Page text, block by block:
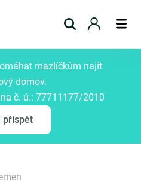
mazlíčkům najít
domov.
č. ú.: 77711177/2010
přispět